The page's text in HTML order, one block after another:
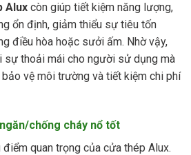
Alux còn giúp tiết kiệm năng lượng,
ổn định, giảm thiểu sự tiêu tốn
điều hòa hoặc sưởi ấm. Nhờ vậy,
sự thoải mái cho người sử dụng mà
vệ môi trường và tiết kiệm chi phí
chống cháy nổ tốt
quan trọng của cửa thép Alux.